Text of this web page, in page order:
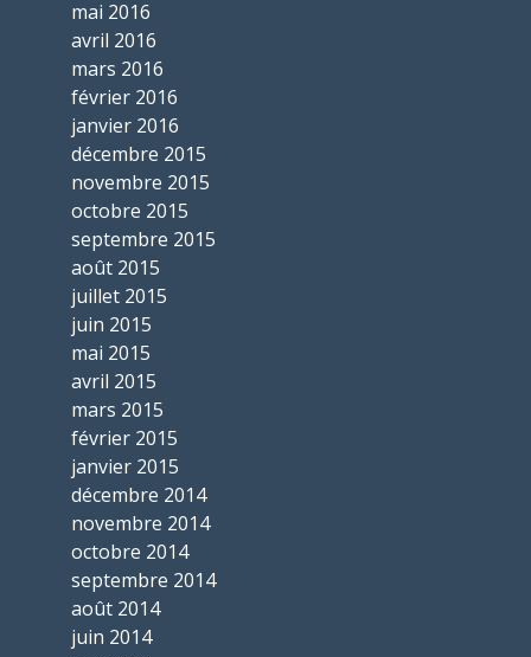
mai 2016
avril 2016
mars 2016
février 2016
janvier 2016
décembre 2015
novembre 2015
octobre 2015
septembre 2015
août 2015
juillet 2015
juin 2015
mai 2015
avril 2015
mars 2015
février 2015
janvier 2015
décembre 2014
novembre 2014
octobre 2014
septembre 2014
août 2014
juin 2014